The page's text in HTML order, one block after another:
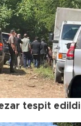
tespit edildi